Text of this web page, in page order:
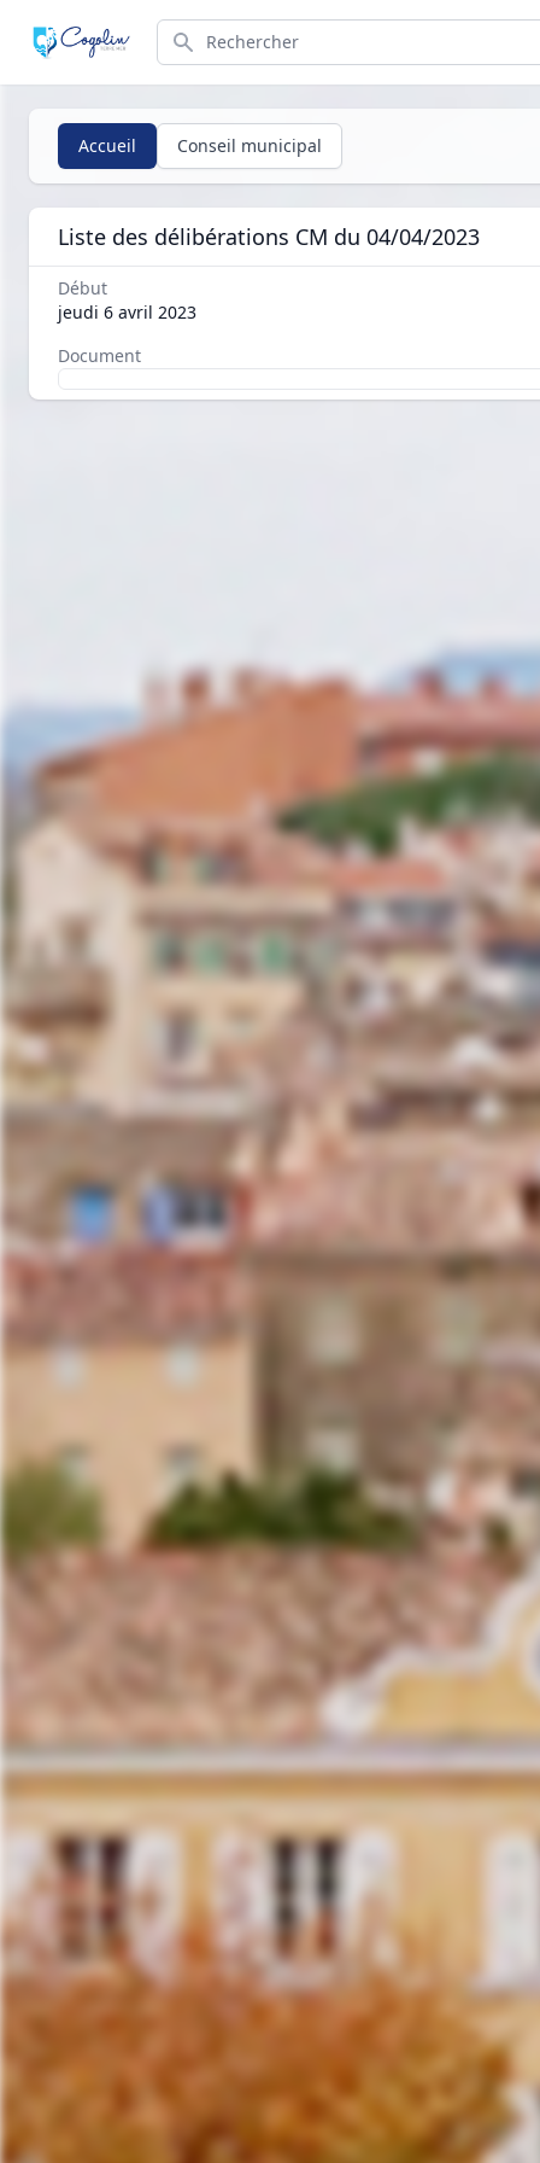
Search
Accueil Conseil municipal
Liste des délibérations CM du 04/04/2023
Début
jeudi 6 avril 2023
Document